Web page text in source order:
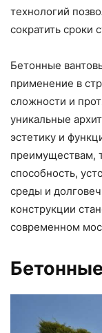
технологий
сократить сроки
Бетонные
применение в
сложности и
уникальные
эстетику и
преимуществам,
способность,
среды и
конструкции
современном